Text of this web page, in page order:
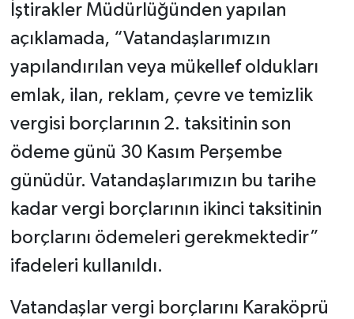
İştirakler Müdürlüğünden yapılan
açıklamada, “Vatandaşlarımızın
yapılandırılan veya mükellef oldukları
emlak, ilan, reklam, çevre ve temizlik
vergisi borçlarının 2. taksitinin son
ödeme günü 30 Kasım Perşembe
günüdür. Vatandaşlarımızın bu tarihe
kadar vergi borçlarının ikinci taksitinin
borçlarını ödemeleri gerekmektedir”
ifadeleri kullanıldı.
Vatandaşlar vergi borçlarını Karaköprü